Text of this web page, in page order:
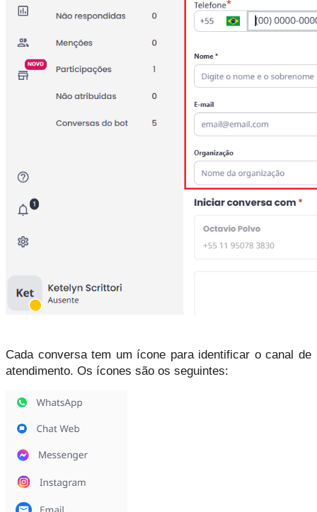
Cada conversa tem um ícone para identificar o canal de
atendimento. Os ícones são os seguintes: